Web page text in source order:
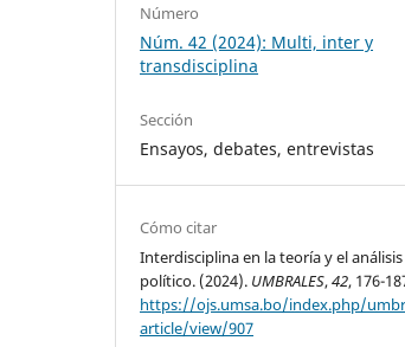
Número
Núm. 42 (2024): Multi, inter y
transdisciplina
Sección
Ensayos, debates, entrevistas
Cómo citar
Interdisciplina en la teoría y el análisis
político. (2024). UMBRALES,42, 176-
https://ojs.umsa.bo/index.php/
article/view/907